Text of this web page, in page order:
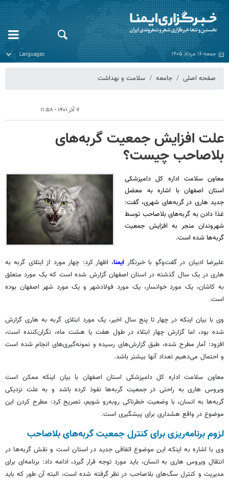
جمعه ۱۶ مرداد ۱۴۰۵
صفحه اصلی جامعه سلامت و بهداشت
۷ آذر ۱۴۰۱ - ۱۱:۵۸
علت افزایش جمعیت گربه‌های
بلاصاحب چیست؟
معاون سلامت اداره کل دامپزشکی
استان اصفهان با اشاره به معضل
جدید هاری در گربه‌های شهری، گفت:
غذا دادن به گربه‌های بلاصاحب توسط
شهروندان منجر به افزایش جمعیت
گربه‌ها شده است.
علیرضا ادیبان در گفت‌وگو با خبرنگار ایمنا، اظهار کرد: چهار مورد از ابتلای گربه به
هاری در یک سال گذشته در استان اصفهان گزارش شده است که یک مورد متعلق
به کاشان، یک مورد خوانسار، یک مورد فولادشهر و یک مورد شهر اصفهان بوده
است.
وی با بیان اینکه در چهار تا پنج سال اخیر، یک مورد ابتلای گربه به هاری گزارش
شده بود، اما گزارش چهار ابتلاء در طول هفت یا هشت ماه، نگران‌کننده است،
افزود: آمار مطرح شده، طبق گزارش‌های رسیده و نمونه‌گیری‌های انجام شده است
و احتمال می‌دهیم تعداد آنها بیشتر باشد.
معاون سلامت اداره کل دامپزشکی استان اصفهان با بیان اینکه ممکن است
ویروس هاری به راحتی در جمعیت گربه‌ها نفوذ کرده باشد و به علت نزدیکی
گربه‌ها به انسان، با وضعیت خطرناکی روبه‌رو شویم، تصریح کرد: مطرح کردن این
موضوع در واقع هشداری برای پیشگیری است.
لزوم برنامه‌ریزی برای کنترل جمعیت گربه‌هایبلاصاحب
وی با اشاره به اینکه این موضوع اتفاقی جدید در استان است و نقش گربه‌ها در
انتقال ویروس هاری به انسان، باید مورد توجه قرار گیرد، ادامه داد: برنامه‌ای برای
مدیریت و کنترل سگ‌های بلاصاحب در نظر گرفته شده است، البته آن طور که باید